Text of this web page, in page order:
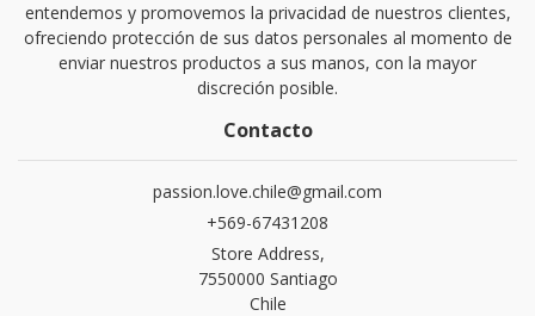
entendemos y promovemos la privacidad de nuestros clientes,
ofreciendo protección de sus datos personales al momento de
enviar nuestros productos a sus manos, con la mayor
discreción posible.
Contacto
passion.love.chile@gmail.com
+569-67431208
Store Address,
7550000 Santiago
Chile